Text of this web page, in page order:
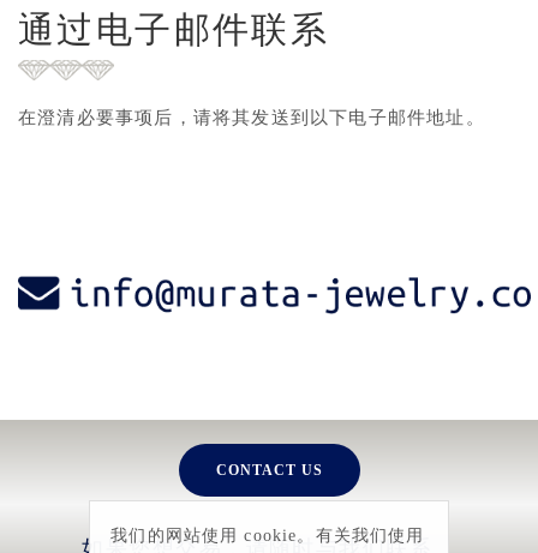
通过电子邮件联系
在澄清必要事项后，请将其发送到以下电子邮件地址。
CONTACT US
如果您想交易，请随时与我们联系。
我们的网站使用 cookie。有关我们使用